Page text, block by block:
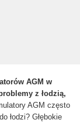
AGM w
z łodzią,
AGM często
łodzi? Głębokie